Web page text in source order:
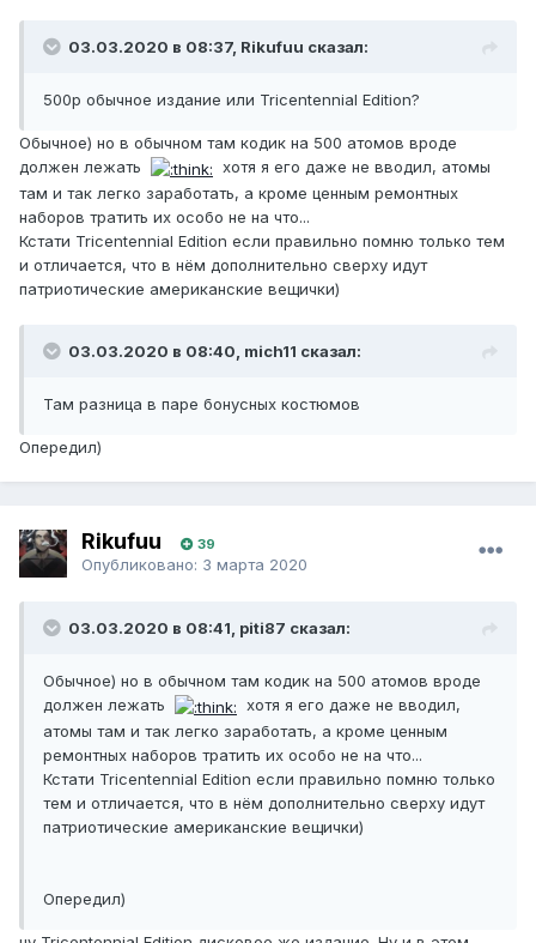
03.03.2020 в 08:37, Rikufuu сказал:
500p обычное издание или Tricentennial Edition?
Обычное) но в обычном там кодик на 500 атомов вроде
должен лежать
хотя я его даже не вводил, атомы
там и так легко заработать, а кроме ценным ремонтных
наборов тратить их особо не на что...
Кстати Tricentennial Edition если правильно помню только тем
и отличается, что в нём дополнительно сверху идут
патриотические американские вещички)
03.03.2020 в 08:40, mich11 сказал:
Там разница в паре бонусных костюмов
Опередил)
Rikufuu 39
Опубликовано: 3 марта 2020
03.03.2020 в 08:41, piti87 сказал:
Обычное) но в обычном там кодик на 500 атомов вроде
должен лежать
хотя я его даже не вводил,
атомы там и так легко заработать, а кроме ценным
ремонтных наборов тратить их особо не на что...
Кстати Tricentennial Edition если правильно помню только
тем и отличается, что в нём дополнительно сверху идут
патриотические американские вещички)
Опередил)